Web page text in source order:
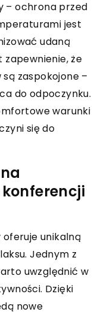
– ochrona przed
jest
udaną
zapewnienie, że
zaspokojone –
do odpoczynku.
warunki
się do
unikalną
Jednym z
uwzględnić w
Dzięki
nowe